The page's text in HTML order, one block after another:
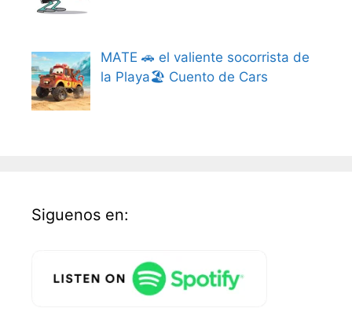
MATE 🚗 el valiente socorrista de
la Playa🏖️ Cuento de Cars
Siguenos en: